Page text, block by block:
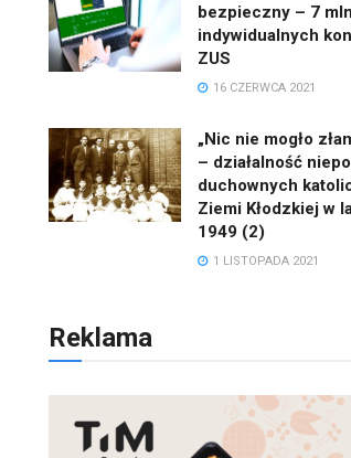
bezpieczny – 7 mln
indywidualnych
ZUS
16 CZERWCA 2021
„Nic nie mogło
– działalność
duchownych
Ziemi Kłodzkiej w
1949 (2)
1 LISTOPADA 2021
Reklama